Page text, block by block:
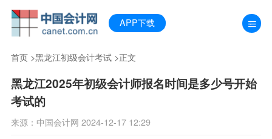
APP下载
首页>黑龙江初级会计考试>正文
黑龙江2025年初级会计师报名时间是多少号开始
考试的
来源：中国会计网 2024-12-17 12:29